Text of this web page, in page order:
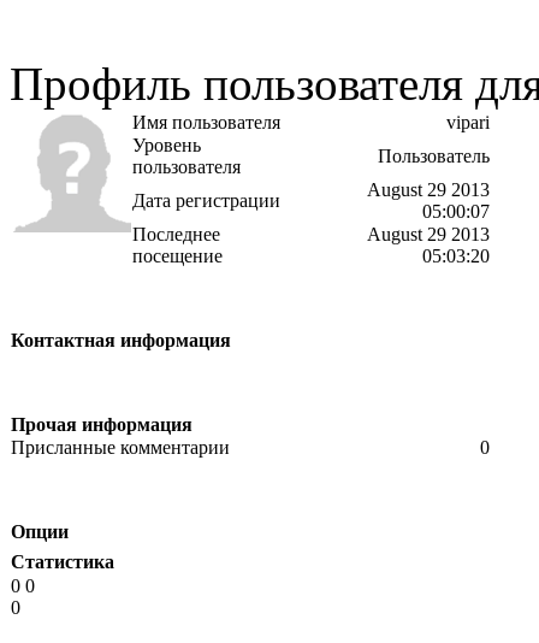
Профиль пользователя
Имя пользователя
vipari
Уровень
пользователя
Пользователь
Дата регистрации
August 29 2013
05:00:07
Последнее
посещение
August 29 2013
05:03:20
Контактная информация
Прочая информация
Присланные комментарии
0
Опции
Статистика
0 0
0